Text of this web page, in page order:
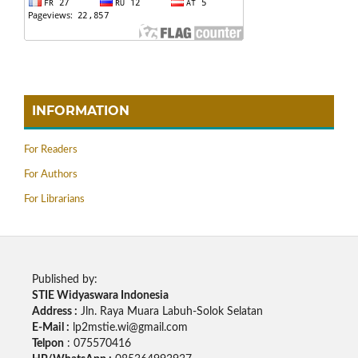
INFORMATION
For Readers
For Authors
For Librarians
Published by:
STIE Widyaswara Indonesia
Address : Jln. Raya Muara Labuh-Solok Selatan
E-Mail : lp2mstie.wi@gmail.com
Telpon: 075570416